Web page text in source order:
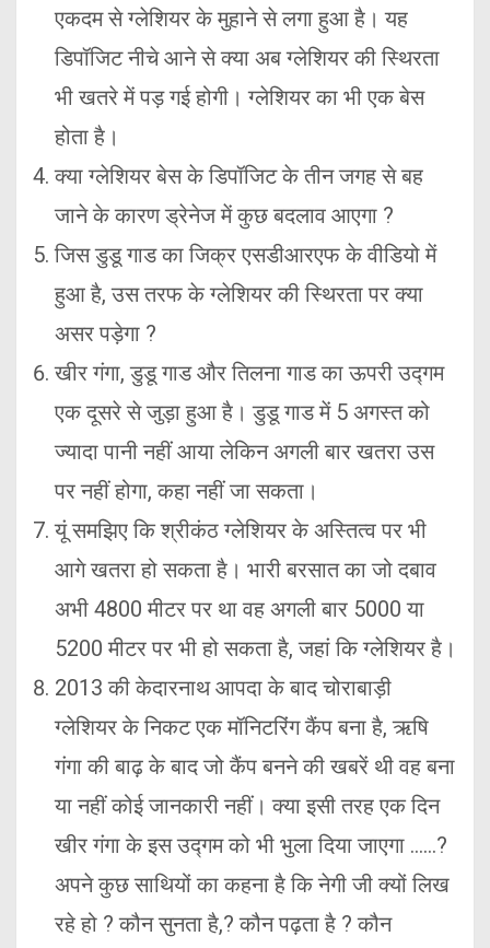
एकदम से ग्लेशियर के मुहाने से लगा हुआ है। यह
डिपॉजिट नीचे आने से क्या अब ग्लेशियर की स्थिरता
भी खतरे में पड़ गई होगी। ग्लेशियर का भी एक बेस
होता है।
क्या ग्लेशियर बेस के डिपॉजिट के तीन जगह से बह
जाने के कारण ड्रेनेज में कुछ बदलाव आएगा ?
जिस डुडू गाड का जिक्र एसडीआरएफ के वीडियो में
हुआ है, उस तरफ के ग्लेशियर की स्थिरता पर क्या
असर पड़ेगा ?
खीर गंगा, डुडू गाड और तिलना गाड का ऊपरी उद्गम
एक दूसरे से जुड़ा हुआ है। डुडू गाड में 5 अगस्त को
ज्यादा पानी नहीं आया लेकिन अगली बार खतरा उस
पर नहीं होगा, कहा नहीं जा सकता।
यूं समझिए कि श्रीकंठ ग्लेशियर के अस्तित्व पर भी
आगे खतरा हो सकता है। भारी बरसात का जो दबाव
अभी 4800 मीटर पर था वह अगली बार 5000 या
5200 मीटर पर भी हो सकता है, जहां कि ग्लेशियर है।
2013 की केदारनाथ आपदा के बाद चोराबाड़ी
ग्लेशियर के निकट एक मॉनिटरिंग कैंप बना है, ऋषि
गंगा की बाढ़ के बाद जो कैंप बनने की खबरें थी वह बना
या नहीं कोई जानकारी नहीं। क्या इसी तरह एक दिन
खीर गंगा के इस उद्गम को भी भुला दिया जाएगा ……?
अपने कुछ साथियों का कहना है कि नेगी जी क्यों लिख
रहे हो ? कौन सुनता है,? कौन पढ़ता है ? कौन